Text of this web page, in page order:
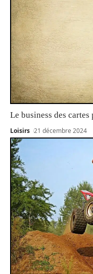
Le business des cartes
Loisirs 21 décembre 2024